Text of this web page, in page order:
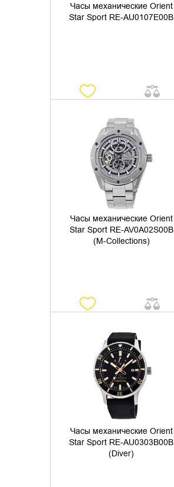
Часы механические Orient
Star Sport RE-AU0107E00B
Часы механические Orient
Star Sport RE-AV0A02S00B
(M-Collections)
УТОЧНИТЬ НАЛИЧИЕ
Часы механические Orient
Star Sport RE-AU0303B00B
(Diver)
УТОЧНИТЬ НАЛИЧИЕ